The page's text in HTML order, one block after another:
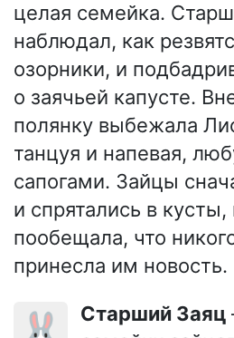
целая семейка.
наблюдал, как
озорники, и
о заячьей капусте.
полянку выбежала
танцуя и напевая,
сапогами. Зайцы
и спрятались в
пообещала, что
принесла им новость.
Старший Заяц